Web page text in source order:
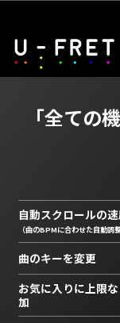
「全ての
自動スクロールの
（曲のBPMに合わせた自動調
曲のキーを変更
お気に入りに上限
加